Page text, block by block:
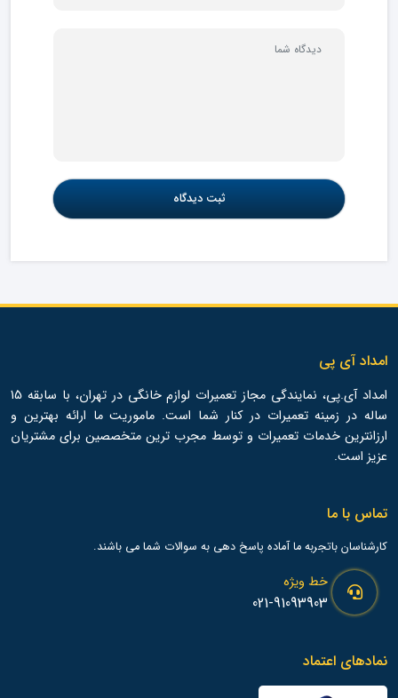
امداد آی پی
امداد آی.پی، نمایندگی مجاز تعمیرات لوازم خانگی در تهران، با سابقه 15
ساله در زمینه تعمیرات در کنار شما است. ماموریت ما ارائه بهترین و
ارزانترین خدمات تعمیرات و توسط مجرب ترین متخصصین برای مشتریان
عزیز است.
تماس با ما
کارشناسان باتجربه ما آماده پاسخ دهی به سوالات شما می باشند.
خط ویژه
021-91093903
نمادهای اعتماد